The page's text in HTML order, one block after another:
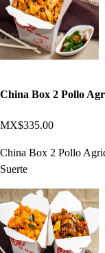
China Box 2 Pollo
MX$335.00
China Box 2 Pollo
Suerte